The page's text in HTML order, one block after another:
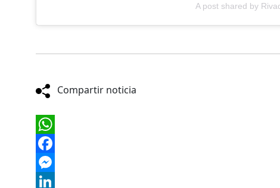
A post shared by
Compartir noticia
WhatsApp
Facebook
Messenger